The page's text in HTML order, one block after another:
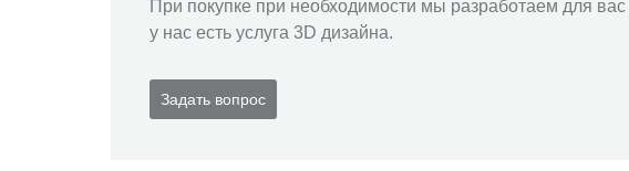
При покупке при необходимости мы разработаем для вас
у нас есть услуга 3D дизайна.
Задать вопрос